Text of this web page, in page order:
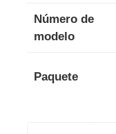
Número de
modelo
Paquete